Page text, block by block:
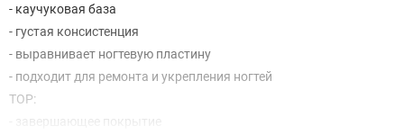
- каучуковая база
- густая консистенция
- выравнивает ногтевую пластину
- подходит для ремонта и укрепления ногтей
TOP:
- завершающее покрытие